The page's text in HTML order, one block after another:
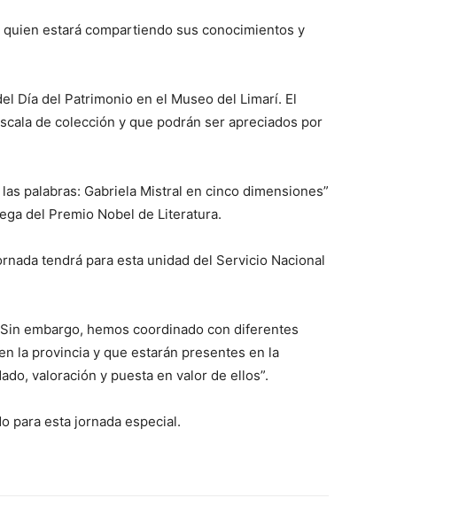
quien estará compartiendo sus conocimientos y
Día del Patrimonio en el Museo del Limarí. El
de colección y que podrán ser apreciados por
palabras: Gabriela Mistral en cinco dimensiones”
del Premio Nobel de Literatura.
tendrá para esta unidad del Servicio Nacional
embargo, hemos coordinado con diferentes
la provincia y que estarán presentes en la
valoración y puesta en valor de ellos”.
para esta jornada especial.